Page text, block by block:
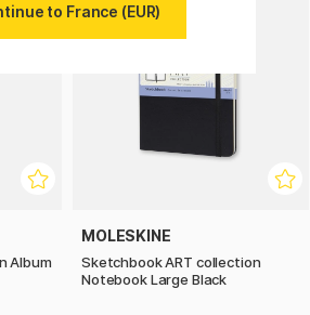
Album
MOLESKINE
Sketchbook ART collection
Notebook Large Black
to France (EUR)